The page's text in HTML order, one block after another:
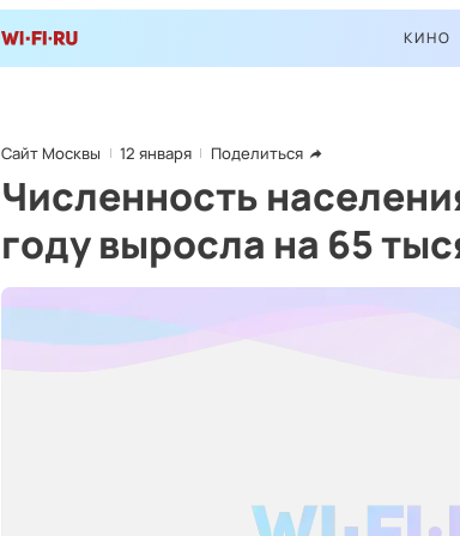
КИНО
Сайт Москвы 12 января Поделиться
Численность
году выросла на 65